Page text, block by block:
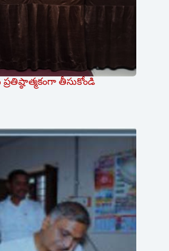
ప్రతిష్ఠాత్మకంగా తీసుకోండి